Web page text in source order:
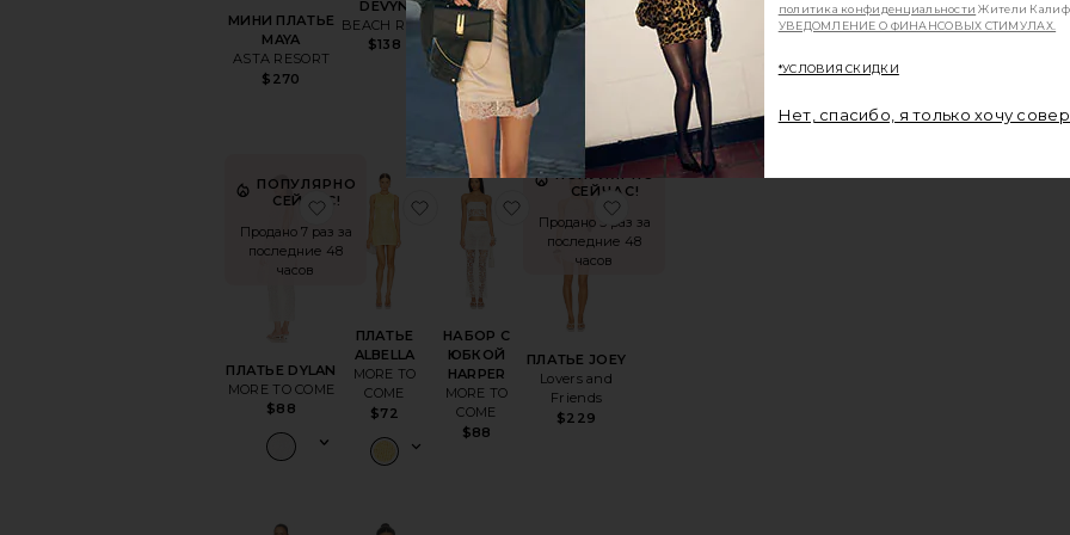
МИНИ ПЛАТЬЕ
MAYA
ASTA RESORT
$270
DEVYN
BEACH RIOT
$138
ALBELLA
MORE TO
COME
$62
ПОНЧО AURA
LIONESS
ПОПУЛЯРНО
СЕЙЧАС!
Продано 7 раз за
последние 48
часов
ПЛАТЬЕ DYLAN
MORE TO COME
$88
избранноеПЛАТЬЕ DYLAN
ПЛАТЬЕ
ALBELLA
MORE TO
COME
$72
избранноеПЛАТЬЕ ALBELLA
НАБОР С
ЮБКОЙ
HARPER
MORE TO
COME
$88
избранноеНАБОР С ЮБКОЙ HARPER
ПОПУЛЯРНО
СЕЙЧАС!
Продано 5 раз за
последние 48
часов
ПЛАТЬЕ JOEY
Lovers and
Friends
$229
политика конфиденциальности Жители
УВЕДОМЛЕНИЕ О ФИНАНСОВЫХ СТИМУЛАХ.
*УСЛОВИЯ СКИДКИ
Нет, спасибо, я только хочу